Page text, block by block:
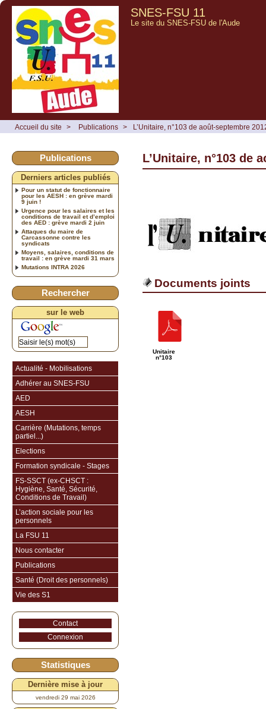
SNES-FSU 11
Le site du SNES-FSU de l'Aude
Accueil du site > Publications > L’Unitaire, n°103 de août-septembre
L’Unitaire, n°103 de
Documents joints
Unitaire
n°103
Publications
Derniers articles publiés
Pour un statut de fonctionnaire
pour les AESH : en grève mardi
9 juin !
Urgence pour les salaires et les
conditions de travail et d’emploi
des AED : grève mardi 2 juin
Attaques du maire de
Carcassonne contre les
syndicats
Moyens, salaires, conditions de
travail : en grève mardi 31 mars
Mutations INTRA 2026
Rechercher
sur le web
Actualité - Mobilisations
Adhérer au SNES-FSU
AED
AESH
Carrière (Mutations, temps
partiel...)
Elections
Formation syndicale - Stages
FS-SSCT (ex-CHSCT :
Hygiène, Santé, Sécurité,
Conditions de Travail)
L’action sociale pour les
personnels
La FSU 11
Nous contacter
Publications
Santé (Droit des personnels)
Vie des S1
Contact
Connexion
Statistiques
Dernière mise à jour
vendredi 29 mai 2026